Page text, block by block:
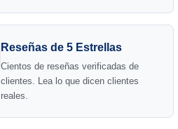
Reseñas de 5 Estrellas
Cientos de reseñas verificadas de
clientes. Lea lo que dicen clientes
reales.